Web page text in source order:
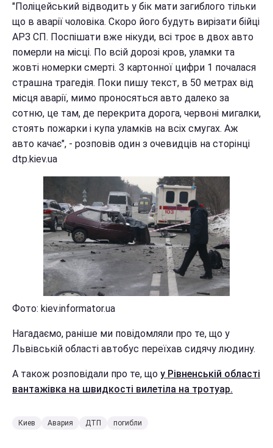
"Поліцейський відводить у бік мати загиблого тільки
що в аварії чоловіка. Скоро його будуть вирізати бійці
АРЗ СП. Поспішати вже нікуди, всі троє в двох авто
померли на місці. По всій дорозі кров, уламки та
жовті номерки смерті. З картонної цифри 1 почалася
страшна трагедія. Поки пишу текст, в 50 метрах від
місця аварії, мимо проносяться авто далеко за
сотню, це там, де перекрита дорога, червоні мигалки,
стоять пожарки і купа уламків на всіх смугах. Аж
авто качає", - розповів один з очевидців на сторінці
dtp.kiev.ua
Фото: kiev.informator.ua
Нагадаємо, раніше ми повідомляли про те, що у
Львівській області автобус переїхав сидячу людину.
А також розповідали про те, що у Рівненській області
вантажівка на швидкості вилетіла на тротуар.
Киев Авария ДТП погибли